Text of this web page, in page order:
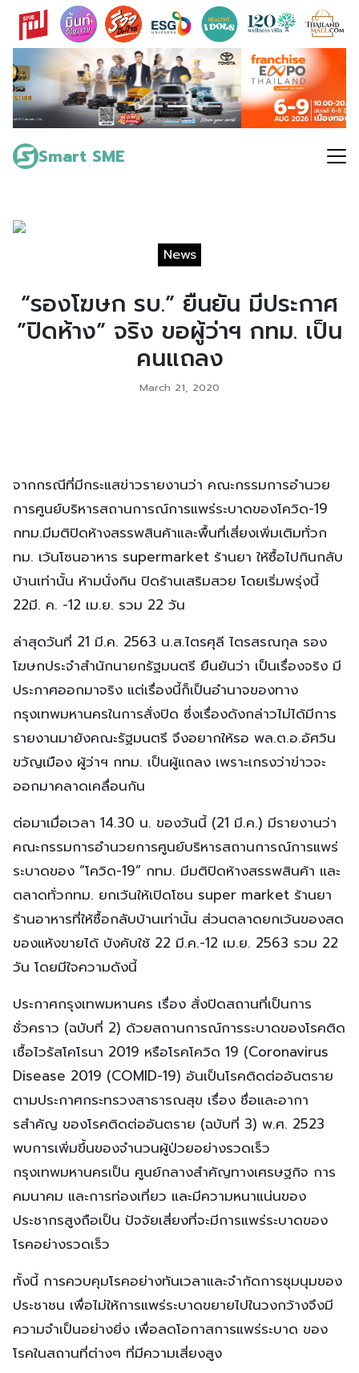
Skip
content
Smart SME
Search
for:
News
“รองโฆษก รบ.” ยืนยัน มีประกาศ
”ปิดห้าง” จริง ขอผู้ว่าฯ กทม. เป็น
คนแถลง
March 21, 2020
จากกรณีที่มีกระแสข่าวรายงานว่า คณะกรรมการอำนวย
การศูนย์บริหารสถานการณ์การแพร่ระบาดของโควิด-19
กทม.มีมติปิดห้างสรรพสินค้าและพื้นที่เสี่ยงเพิ่มเติมทั่วก
ทม. เว้นโซนอาหาร supermarket ร้านยา ให้ซื้อไปกินกลับ
บ้านเท่านั้น ห้ามนั่งกิน ปิดร้านเสริมสวย โดยเริ่มพรุ่งนี้
22มี. ค. -12 เม.ย. รวม 22 วัน
ล่าสุดวันที่ 21 มี.ค. 2563 น.ส.ไตรศุลี ไตรสรณกุล รอง
โฆษกประจำสำนักนายกรัฐมนตรี ยืนยันว่า เป็นเรื่องจริง มี
ประกาศออกมาจริง แต่เรื่องนี้ก็เป็นอำนาจของทาง
กรุงเทพมหานครในการสั่งปิด ซึ่งเรื่องดังกล่าวไม่ได้มีการ
รายงานมายังคณะรัฐมนตรี จึงอยากให้รอ พล.ต.อ.อัศวิน
ขวัญเมือง ผู้ว่าฯ กทม. เป็นผู้แถลง เพราะเกรงว่าข่าวจะ
ออกมาคลาดเคลื่อนกัน
ต่อมาเมื่อเวลา 14.30 น. ของวันนี้ (21 มี.ค.) มีรายงานว่า
คณะกรรมการอำนวยการศูนย์บริหารสถานการณ์การแพร่
ระบาดของ “โควิด-19” กทม. มีมติปิดห้างสรรพสินค้า และ
ตลาดทั่วกทม. ยกเว้นให้เปิดโซน super market ร้านยา
ร้านอาหารที่ให้ซื้อกลับบ้านเท่านั้น ส่วนตลาดยกเว้นของสด
ของแห้งขายได้ บังคับใช้ 22 มี.ค.-12 เม.ย. 2563 รวม 22
วัน โดยมีใจความดังนี้
ประกาศกรุงเทพมหานคร เรื่อง สั่งปิดสถานที่เป็นการ
ชั่วคราว (ฉบับที่ 2) ด้วยสถานการณ์การระบาดของโรคติด
เชื้อไวรัสโคโรนา 2019 หรือโรคโควิด 19 (Coronavirus
Disease 2019 (COMID-19) อันเป็นโรคติดต่ออันตราย
ตามประกาศกระทรวงสาธารณสุข เรื่อง ชื่อและอากา
รสําคัญ ของโรคติดต่ออันตราย (ฉบับที่ 3) พ.ศ. 2523
พบการเพิ่มขึ้นของจํานวนผู้ป่วยอย่างรวดเร็ว
กรุงเทพมหานครเป็น ศูนย์กลางสําคัญทางเศรษฐกิจ การ
คมนาคม และการท่องเที่ยว และมีความหนาแน่นของ
ประชากรสูงถือเป็น ปัจจัยเสี่ยงที่จะมีการแพร่ระบาดของ
โรคอย่างรวดเร็ว
ทั้งนี้ การควบคุมโรคอย่างทันเวลาและจํากัดการชุมนุมของ
ประชาชน เพื่อไม่ให้การแพร่ระบาดขยายไปในวงกว้างจึงมี
ความจําเป็นอย่างยิ่ง เพื่อลดโอกาสการแพร่ระบาด ของ
โรคในสถานที่ต่างๆ ที่มีความเสี่ยงสูง